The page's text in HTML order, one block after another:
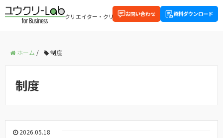
クリエイター・クリエイティブに関する企業向け情報を配信中
お問い合わせ 資料ダウンロード
ホーム / 制度
制度
2026.05.18